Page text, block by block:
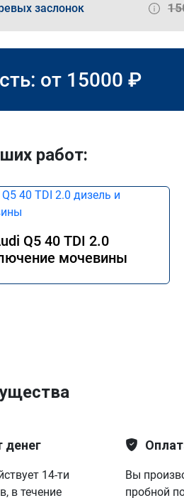
заслонок
от 15000 ₽
работ:
Q5 40 TDI 2.0
мочевины
денег
14-ти
в течение
Вы
пробной